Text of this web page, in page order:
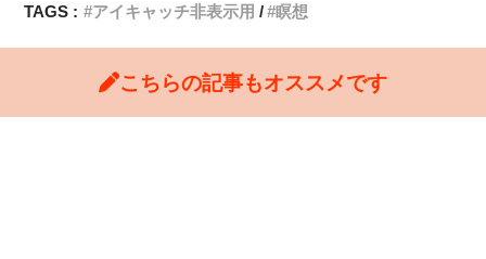
TAGS :
アイキャッチ非表示用 瞑想
こちらの記事もオススメです